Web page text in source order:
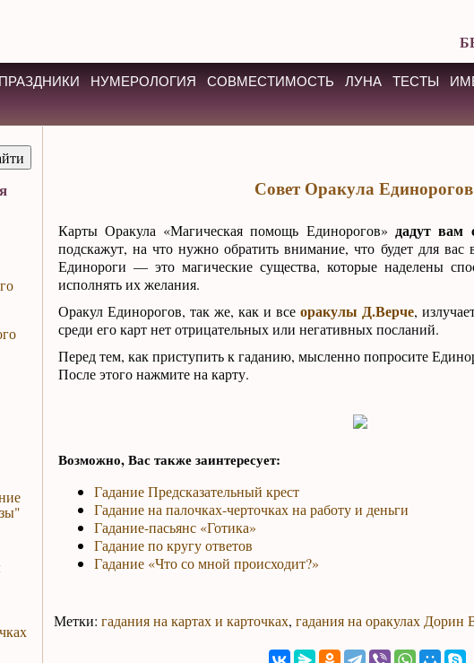
ПРАЗДНИКИ НУМЕРОЛОГИЯ СОВМЕСТИМОСТЬ ЛУНА ТЕСТЫ
Совет Оракула Единорогов
Карты Оракула «Магическая помощь Единорогов» дадут вам
подскажут, на что нужно обратить внимание, что будет для
Единороги — это магические существа, которые наделены
исполнять их желания.
Оракул Единорогов, так же, как и всеоракулы Д.Верче,
среди его карт нет отрицательных или негативных посланий.
Перед тем, как приступить к гаданию, мысленно попросите
После этого нажмите на карту.
Возможно, Вас также заинтересует:
Гадание Предсказательный крест
Гадание на палочках-черточках на работу и деньги
Гадание-пасьянс «Готика»
Гадание по кругу ответов
Гадание «Что со мной происходит?»
Метки: гадания на картах и карточках, гадания на оракулах Дорин